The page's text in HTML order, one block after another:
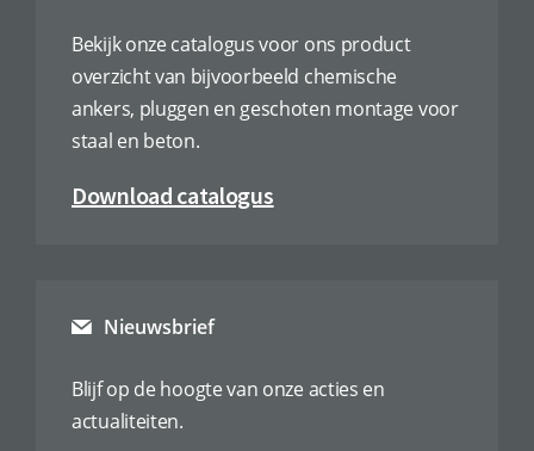
Bekijk onze catalogus voor ons product
overzicht van bijvoorbeeld chemische
ankers, pluggen en geschoten montage voor
staal en beton.
Download catalogus
Nieuwsbrief
Blijf op de hoogte van onze acties en
actualiteiten.